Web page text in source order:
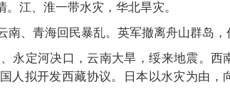
江、淮一带水灾，华北旱灾。
、青海回民暴乱。英军撤离舟山群岛，
永定河决口，云南大旱，绥来地震。西
人拟开发西藏协议。日本以水灾为由，